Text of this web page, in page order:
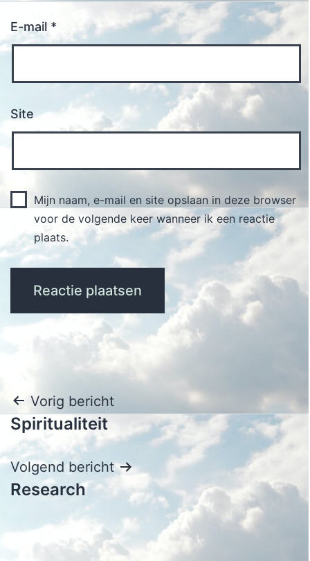
E-mail *
Site
Mijn naam, e-mail en site opslaan in deze browser
voor de volgende keer wanneer ik een reactie
plaats.
Bericht
navigatie
Vorig bericht
Spiritualiteit
Volgend bericht
Research